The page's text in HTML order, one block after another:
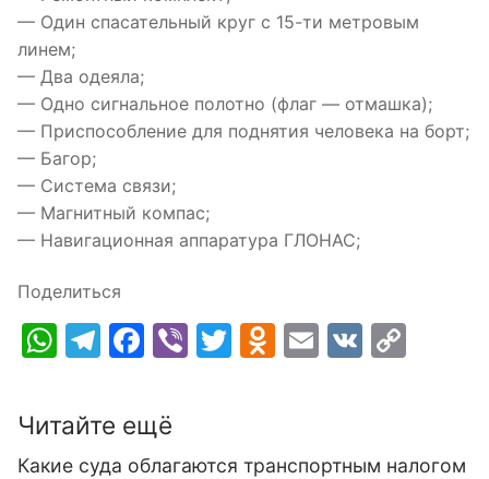
— Один спасательный круг с 15-ти метровым
линем;
— Два одеяла;
— Одно сигнальное полотно (флаг — отмашка);
— Приспособление для поднятия человека на борт;
— Багор;
— Система связи;
— Магнитный компас;
— Навигационная аппаратура ГЛОНАС;
Поделиться
WhatsApp
Telegram
Facebook
ViberTwitterEmail
VK
Читайте ещё
Какие суда облагаются транспортным налогом